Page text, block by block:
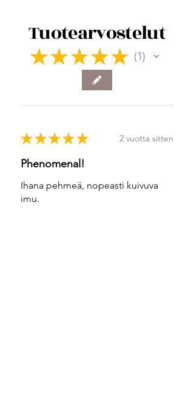
Tuotearvostelut
★ ★ ★ ★ ★ 1
1
★ ★ ★ ★ ★ 2 vuotta sitten
Phenomenal!
Ihana pehmeä, nopeasti kuivuva
imu.